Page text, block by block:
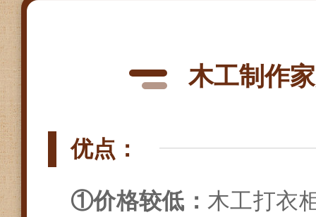
木工制作
优点：
①价格较低：木工打衣